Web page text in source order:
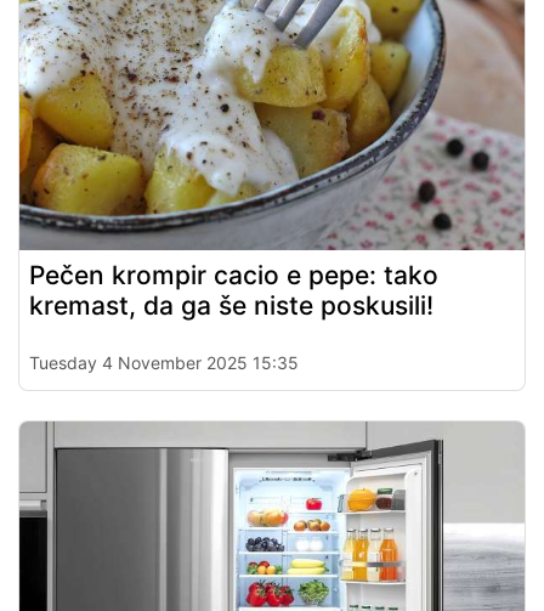
Pečen krompir cacio e pepe: tako
kremast, da ga še niste poskusili!
Tuesday 4 November 2025 15:35